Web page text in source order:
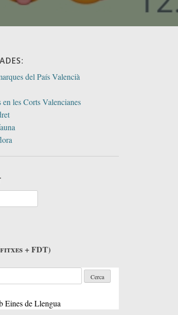
del País Valencià
les Corts Valencianes
+ FDT)
Eines de Llengua